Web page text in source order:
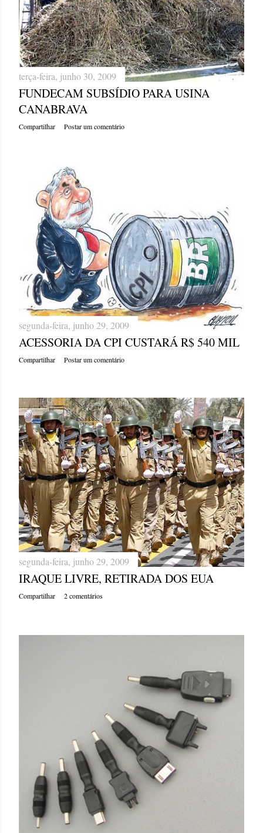
terça-feira, junho 30, 2009
FUNDECAM SUBSÍDIO PARA USINA
CANABRAVA
Compartilhar Postar um comentário
segunda-feira, junho 29, 2009
ACESSORIA DA CPI CUSTARÁ R$ 540 MIL
Compartilhar Postar um comentário
segunda-feira, junho 29, 2009
IRAQUE LIVRE, RETIRADA DOS EUA
Compartilhar 2 comentários